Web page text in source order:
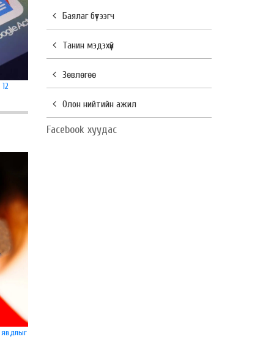
явдлыг
Баялаг бүтээгч
Танин мэдэхүй
Зөвлөгөө
Олон нийтийн ажил
Facebook хуудас